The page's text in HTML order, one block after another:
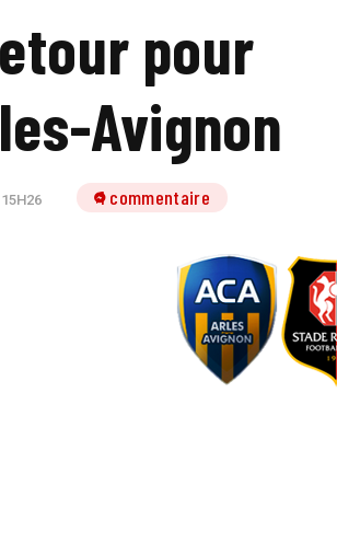
pour
Avignon
1 commentaire